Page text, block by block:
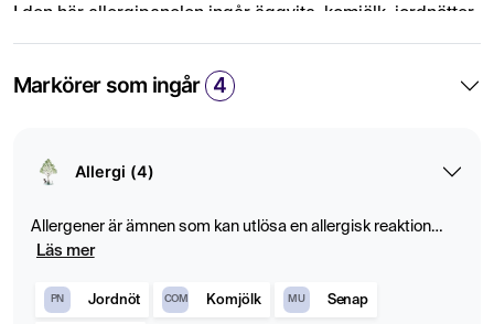
I den här allergipanelen ingår äggvita, komjölk, jordnötter
och senap. Testet utförs genom att ta ett blodprov som
sedan analyseras för att mäta nivåerna av IgE-antikroppar
mot varje allergen. Genom att testa dig kan du identifiera
och minska dina symtom.
Detaljerade provsvar för respektive allergen
(allergi markör) som ingår. Allergitestet ska ej förväxlas
Markörer som ingår 4
Allergi (4)
Allergener är ämnen som kan utlösa en allergisk reaktion
genom att aktivera immunförsvaret. Blodprover kan mäta
exempelvis pollen, födoämnen och pälsdjur.
Läs mer
PN Jordnöt COM Komjölk MU Senap